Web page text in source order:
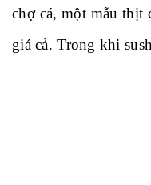
chợ cá, một mẫu thịt
giá cả. Trong khi